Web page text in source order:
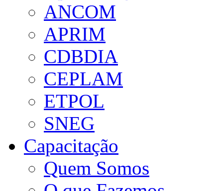
ANCOM
APRIM
CDBDIA
CEPLAM
ETPOL
SNEG
Capacitação
Quem Somos